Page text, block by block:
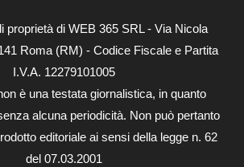
proprietà di WEB 365 SRL - Via Nicola
Roma (RM) - Codice Fiscale e Partita
I.V.A. 12279101005
è una testata giornalistica, in quanto
alcuna periodicità. Non può pertanto
editoriale ai sensi della legge n. 62
del 07.03.2001